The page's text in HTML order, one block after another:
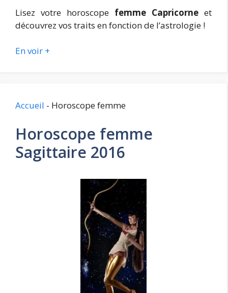
Lisez votre horoscope femme Capricorne et
découvrez vos traits en fonction de l’astrologie !
En voir +
Accueil - Horoscope femme
Horoscope femme
Sagittaire 2016